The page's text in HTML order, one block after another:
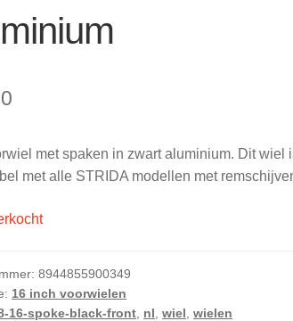
met spaken in zwart aluminium. Dit wiel
met alle STRIDA modellen met
8944855900349
16 inch voorwielen
16-spoke-black-front nl ,wiel ,wielen